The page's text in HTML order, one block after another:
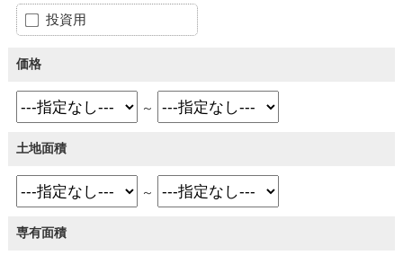
投資用
価格
～
土地面積
～
専有面積